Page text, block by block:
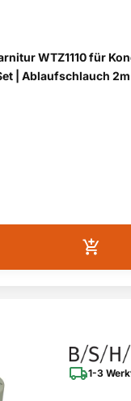
WTZ1110 für
| Ablaufschlauch 2m
1-3